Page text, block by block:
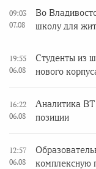
09:03
07.08
Во
школу для
19:55
06.08
Студенты из
нового
16:22
06.08
Аналитика
позиции
12:57
06.08
комплексную